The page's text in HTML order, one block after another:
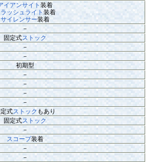
イアンサイト装着
ッシュライト装着
サイレンサー装着
－
固定式ストック
－
－
初期型
－
－
－
－
式ストック もあり
固定式ストック
－
スコープ装着
－
－